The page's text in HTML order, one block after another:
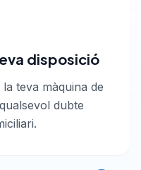
disposició
teva màquina de
dubte